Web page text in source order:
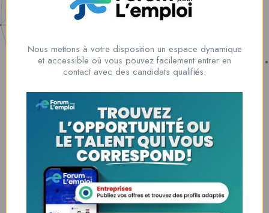
Nous contacter
00228 91917788
la solution idéale pour tous ceux qui cherchent à se connecter au
monde du travail. Que vous soyez à la recherche d’une nouvelle
opportunité professionnelle ou que vous souhaitiez recruter les meilleurs
Lome, Togo
fpe@forumpouremploi.com / 0022891917788
Nous mettons à votre disposition un espace dynamique
et accessible où vous pouvez facilement entrer en
contact avec des candidats qualifiés.